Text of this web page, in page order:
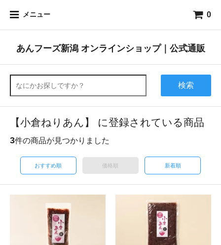
メニュー 0
あんフーズ新潟 オンラインショップ｜公式通販
検索
【小倉ねりあん】 に登録されている商品
3件の商品が見つかりました
おすすめ順 価格順 新着順